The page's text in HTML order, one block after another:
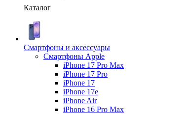
Каталог
Смартфоны и аксессуары
Смартфоны Apple
iPhone 17 Pro Max
iPhone 17 Pro
iPhone 17
iPhone 17e
iPhone Air
iPhone 16 Pro Max